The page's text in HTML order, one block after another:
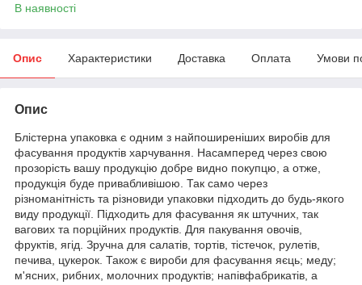
В наявності
Опис Характеристики Доставка Оплата Умови
Опис
Блістерна упаковка є одним з найпоширеніших виробів для
фасування продуктів харчування. Насамперед через свою
прозорість вашу продукцію добре видно покупцю, а отже,
продукція буде привабливішою. Так само через
різноманітність та різновиди упаковки підходить до будь-якого
виду продукції. Підходить для фасування як штучних, так
вагових та порційних продуктів. Для пакування овочів,
фруктів, ягід. Зручна для салатів, тортів, тістечок, рулетів,
печива, цукерок. Також є вироби для фасування яєць; меду;
м'ясних, рибних, молочних продуктів; напівфабрикатів, а